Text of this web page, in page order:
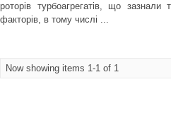
роторів турбоагрегатів, що зазнали
факторів, в тому числі ...
Now showing items 1-1 of 1